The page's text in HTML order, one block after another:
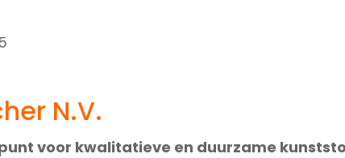
N.V.
voor kwalitatieve en duurzame